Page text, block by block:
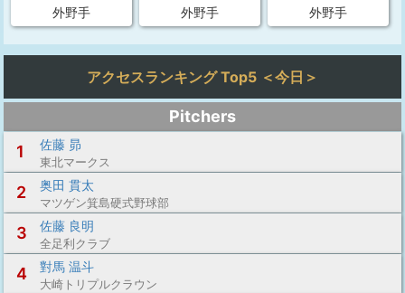
外野手 外野手 外野手
アクセスランキング Top5 ＜今日＞
Pitchers
1
佐藤 昴
東北マークス
2 奥田 貫太
マツゲン箕島硬式野球部
3 佐藤 良明
全足利クラブ
4 對馬 温斗
大崎トリプルクラウン